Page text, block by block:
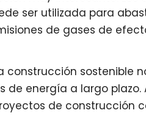
ser utilizada para
de gases de
energía a largo
de construcción